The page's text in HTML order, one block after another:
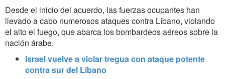
Desde el inicio del acuerdo, las fuerzas ocupantes han
llevado a cabo numerosos ataques contra Líbano, violando
el alto el fuego, que abarca los bombardeos aéreos sobre la
nación árabe.
Israel vuelve a violar tregua con ataque potente
contra sur del Líbano